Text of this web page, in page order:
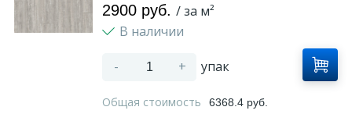
2900 руб. / за м²
В наличии
- + упак
Общая стоимость 6368.4 руб.